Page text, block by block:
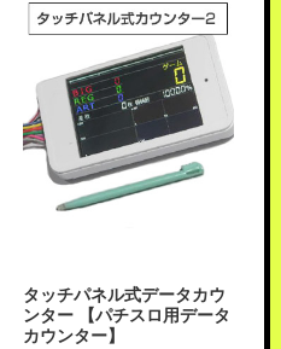
タッチパネル式データカウ
ンター 【パチスロ用データ
カウンター】